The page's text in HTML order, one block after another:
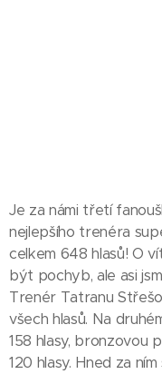
Je za námi třetí
nejlepšího trenéra
celkem 648 hlasů! O
být pochyb, ale asi
Trenér Tatranu
všech hlasů. Na
158 hlasy, bronzovou
120 hlasy. Hned za